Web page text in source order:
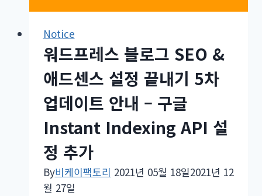
중
단
Notice
워드프레스 블로그 SEO &
애드센스 설정 끝내기 5차
업데이트 안내 – 구글
Instant Indexing API 설
정 추가
By비케이팩토리 2021년 05월 18일2021년 12
월 27일